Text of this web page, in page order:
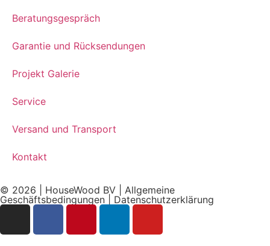
Beratungsgespräch
Garantie und Rücksendungen
Projekt Galerie
Service
Versand und Transport
Kontakt
© 2026 | HouseWood BV | Allgemeine
Geschäftsbedingungen
Datenschutzerklärung